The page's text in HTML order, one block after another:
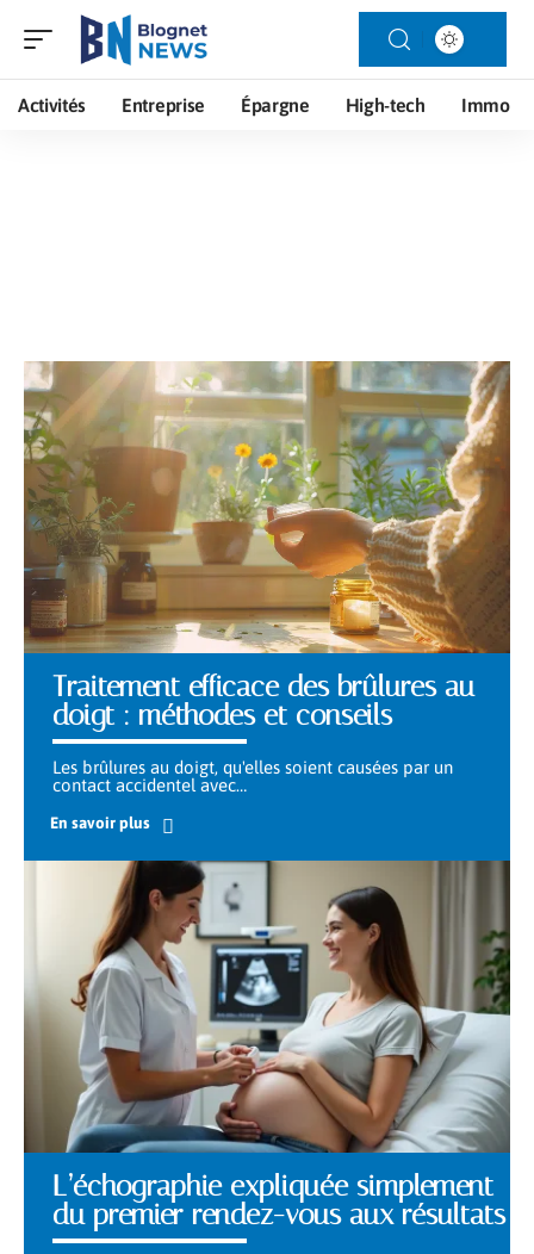
Activités Entreprise Épargne High-tech Immo
Traitement efficace des brûlures au
doigt : méthodes et conseils
Les brûlures au doigt, qu'elles soient causées par un
contact accidentel avec…
En savoir plus
L’échographie expliquée simplement
du premier rendez-vous aux résultats